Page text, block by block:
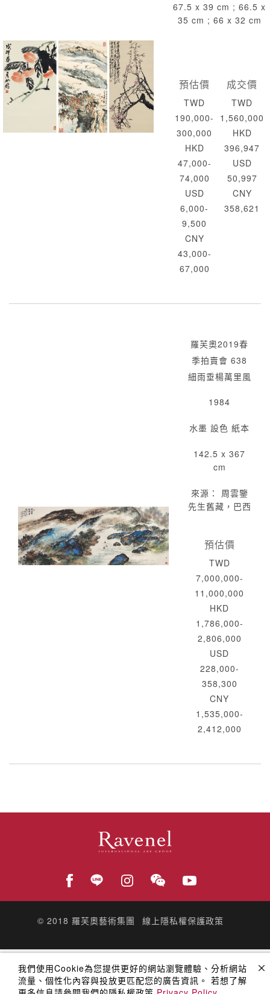
67.5 x 39 cm ; 66.5 x
35 cm ; 66 x 32 cm
預估價
TWD
190,000-
300,000
HKD
47,000-
74,000
USD
6,000-
9,500
CNY
43,000-
67,000
成交價
TWD
1,560,000
HKD
396,947
USD
50,997
CNY
358,621
羅芙奧2019春
季拍賣會 638
細雨垂楊萬里風
1984
水墨 設色 紙本
142.5 x 367
cm
來源： 周雲鑒
先生舊藏，巴西
預估價
TWD
7,000,000-
11,000,000
HKD
1,786,000-
2,806,000
USD
228,000-
358,300
CNY
1,535,000-
2,412,000
© 2018 羅芙奧藝術集團 線上隱私權保護政策
我們使用Cookie為您提供更好的網站瀏覽體驗、分析網站
流量、個性化內容與投放更匹配您的廣告資訊。 若想了解